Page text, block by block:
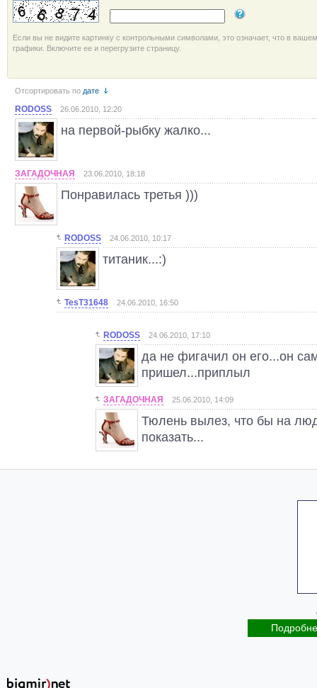
Если вы не видите картинку с контрольными символами, это означает, что в
графики. Включите ее и перегрузите страницу.
Отсортировать по дате
RODOSS 26.06.2010, 12:20
на первой-рыбку жалко...
ЗАГАДОЧНАЯ 23.06.2010, 18:18
Понравилась третья )))
RODOSS 24.06.2010, 10:17
титаник...:)
TesT31648 24.06.2010, 16:50
RODOSS 24.06.2010, 17:10
да не фигачил он его...он
пришел...приплыл
ЗАГАДОЧНАЯ 25.06.2010, 14:09
Тюлень вылез, что бы на
показать...